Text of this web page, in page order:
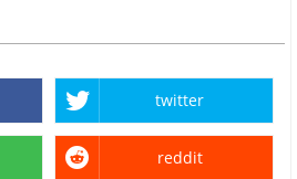
twitter
reddit